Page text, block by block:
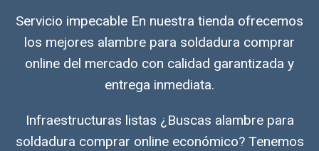
Servicio impecable En nuestra tienda ofrecemos
los mejores alambre para soldadura comprar
online del mercado con calidad garantizada y
entrega inmediata.
Infraestructuras listas ¿Buscas alambre para
soldadura comprar online económico? Tenemos